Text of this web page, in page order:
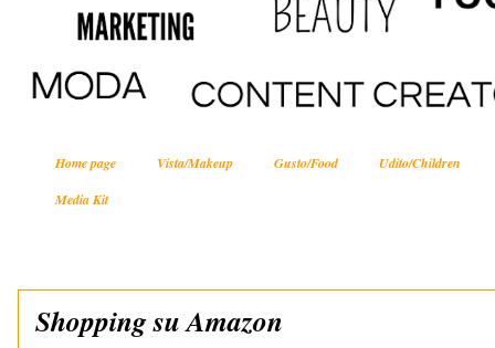
Home page Vista/Makeup Gusto/Food
Udito/Children
Media Kit
Shopping su Amazon